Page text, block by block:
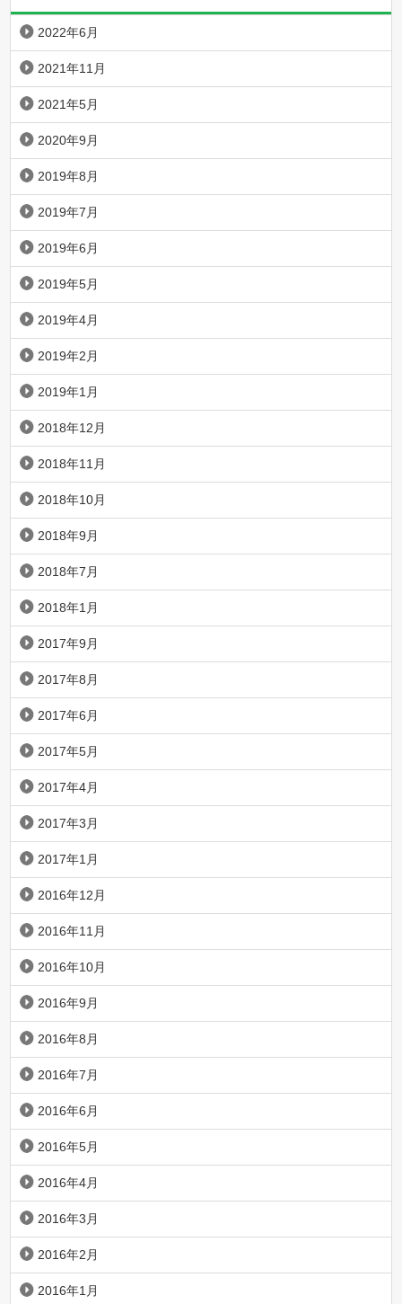
2022年6月
2021年11月
2021年5月
2020年9月
2019年8月
2019年7月
2019年6月
2019年5月
2019年4月
2019年2月
2019年1月
2018年12月
2018年11月
2018年10月
2018年9月
2018年7月
2018年1月
2017年9月
2017年8月
2017年6月
2017年5月
2017年4月
2017年3月
2017年1月
2016年12月
2016年11月
2016年10月
2016年9月
2016年8月
2016年7月
2016年6月
2016年5月
2016年4月
2016年3月
2016年2月
2016年1月